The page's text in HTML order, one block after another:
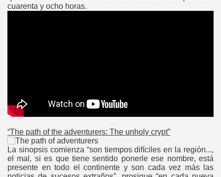
cuarenta y ocho horas.
“The path of the adventurers: The unholy crypt”
La sinopsis comienza “son tiempos difíciles en la región...,
el mal, si es que tiene sentido ponerle ese nombre, está
presente en todo el continente y son cada vez más las